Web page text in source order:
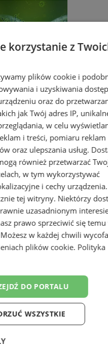
przypadek
w Sosnowcu
korzystanie z
plików cookie i
i uzyskiwania
oraz do
jak Twój adres IP,
w celu
i treści, pomiaru reklam
oraz ulepszania usług.
również przetwarzać
w tym wykorzystywać
i cechy
tej witryny. Niektórzy
uzasadnionym
prawo sprzeciwić się temu
w każdej chwili
plików cookie. Polityka
DO PORTALU
WSZYSTKIE